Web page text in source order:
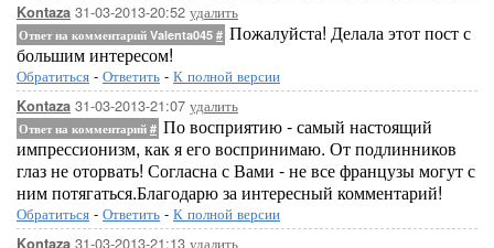
Kontaza 31-03-2013-20:52 удалить
Ответ на комментарий Valenta045 # Пожалуйста! Делала этот пост с
большим интересом!
Обратиться - Ответить - К полной версии
Kontaza 31-03-2013-21:07 удалить
Ответ на комментарий # По восприятию - самый настоящий
импрессионизм, как я его воспринимаю. От подлинников
глаз не оторвать! Согласна с Вами - не все французы могут с
ним потягаться.Благодарю за интересный комментарий!
Обратиться - Ответить - К полной версии
Kontaza 31-03-2013-21:13 удалить